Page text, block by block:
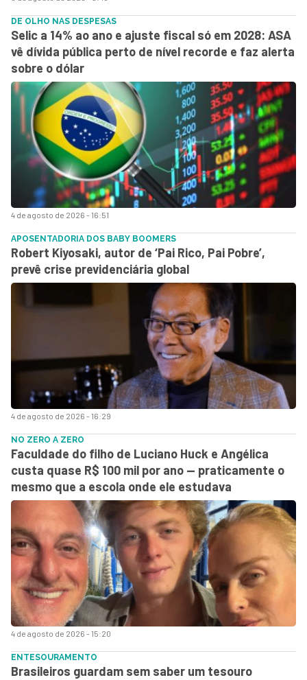
4 de agosto de 2026 - 16:51
DE OLHO NAS DESPESAS
Selic a 14% ao ano e ajuste fiscal só em 2028: ASA
vê dívida pública perto de nível recorde e faz alerta
sobre o dólar
4 de agosto de 2026 - 16:29
APOSENTADORIA DOS BABY BOOMERS
Robert Kiyosaki, autor de ‘Pai Rico, Pai Pobre’,
prevê crise previdenciária global
4 de agosto de 2026 - 15:20
NO ZERO A ZERO
Faculdade do filho de Luciano Huck e Angélica
custa quase R$ 100 mil por ano — praticamente o
mesmo que a escola onde ele estudava
ENTESOURAMENTO
Brasileiros guardam sem saber um tesouro